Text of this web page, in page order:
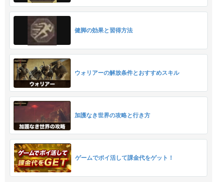
健脚の効果と習得方法
ウォリアーの解放条件とおすすめスキル
加護なき世界の攻略と行き方
ゲームでポイ活して課金代をゲット！